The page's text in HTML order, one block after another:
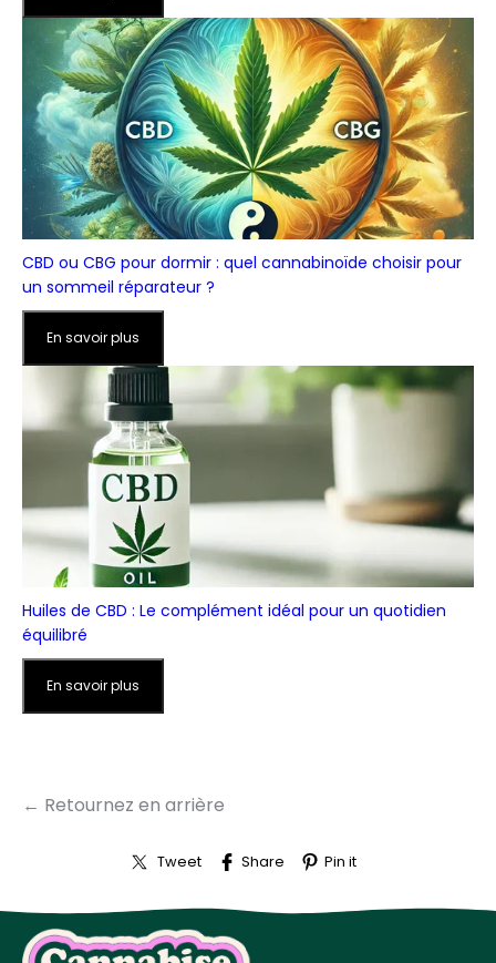
CBD ou CBG pour dormir : quel cannabinoïde choisir pour
un sommeil réparateur ?
En savoir plus
Huiles de CBD : Le complément idéal pour un quotidien
équilibré
En savoir plus
← Retournez en arrière
Tweet Share Pin it